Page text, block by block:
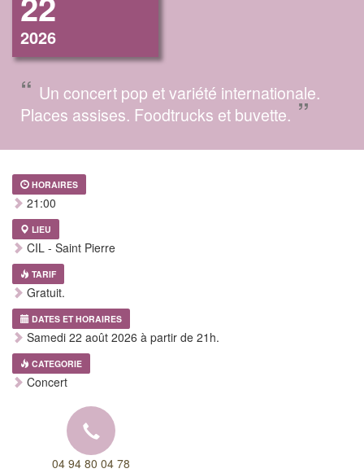
2026
“ Un concert pop et variété internationale.
Places assises. Foodtrucks et buvette. ”
HORAIRES
21:00
LIEU
CIL - Saint Pierre
TARIF
Gratuit.
DATES ET HORAIRES
Samedi 22 août 2026 à partir de 21h.
CATEGORIE
Concert
04 94 80 04 78